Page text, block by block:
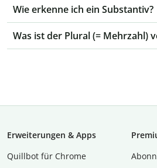
Wie erkenne ich ein Substantiv?
Was ist der Plural (= Mehrzahl)
Erweiterungen & Apps
Quillbot für Chrome